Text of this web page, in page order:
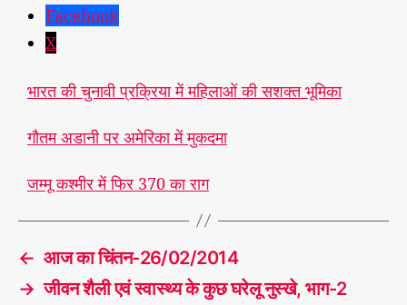
Facebook
X
भारत की चुनावी प्रक्रिया में महिलाओं की सशक्त भूमिका
गौतम अडानी पर अमेरिका में मुकदमा
जम्मू कश्मीर में फिर 370 का राग
← आज का चिंतन-26/02/2014
→ जीवन शैली एवं स्वास्थ्य के कुछ घरेलू नुस्खे, भाग-2